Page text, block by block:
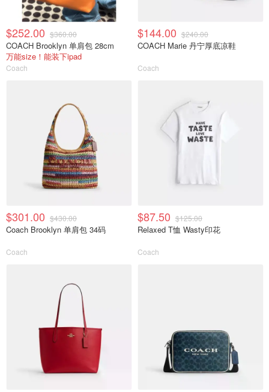
$252.00 $360.00
COACH Brooklyn 单肩包 28cm
万能size！能装下ipad
Coach
$144.00 $240.00
COACH Marie 丹宁厚底凉鞋
Coach
$301.00 $430.00
Coach Brooklyn 单肩包 34码
Coach
$87.50 $125.00
Relaxed T恤 Wasty印花
Coach